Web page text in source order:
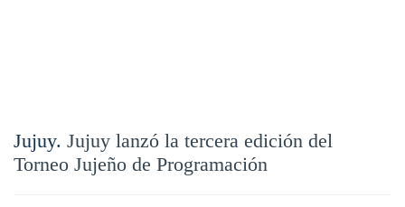
Jujuy. Jujuy lanzó la tercera edición del
Torneo Jujeño de Programación